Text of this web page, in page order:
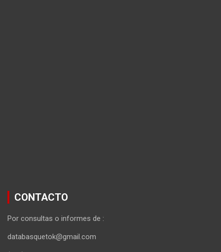
CONTACTO
Por consultas o informes de :
databasquetok@gmail.com